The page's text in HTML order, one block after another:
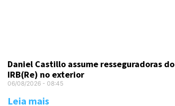
Daniel Castillo assume resseguradoras do
IRB(Re) no exterior
06/08/2026 08:45
Leia mais